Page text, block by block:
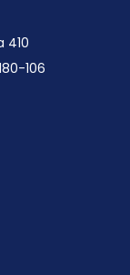
410
106